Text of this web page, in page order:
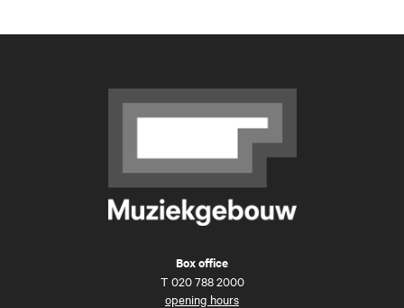
Box office
T 020 788 2000
opening hours